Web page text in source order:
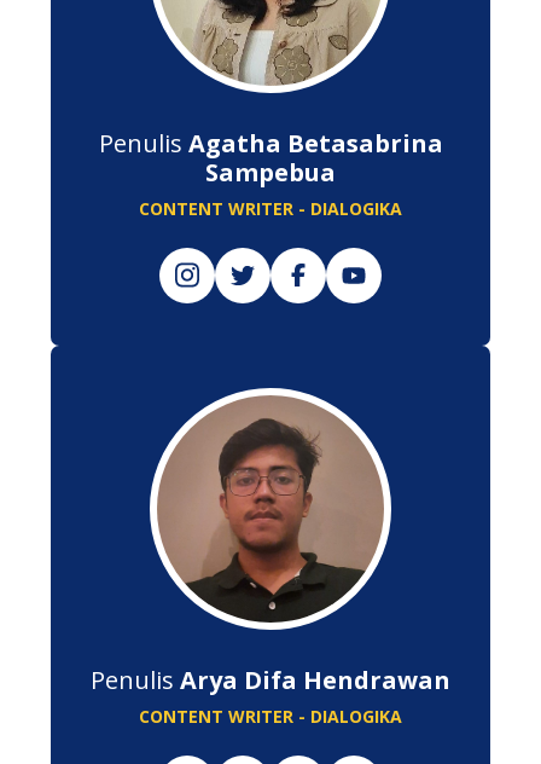
Penulis Agatha Betasabrina
Sampebua
CONTENT WRITER - DIALOGIKA
Penulis Arya Difa Hendrawan
CONTENT WRITER - DIALOGIKA